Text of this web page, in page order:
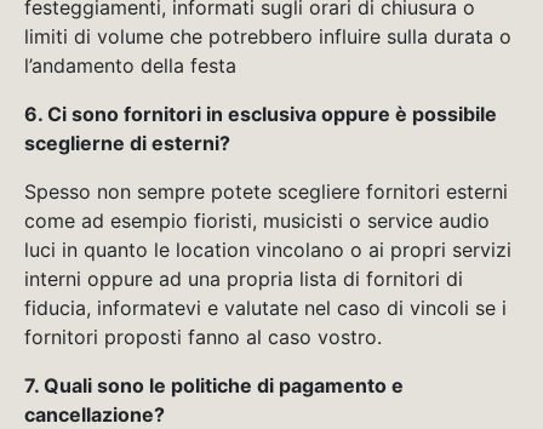
festeggiamenti, informati sugli orari di chiusura o
limiti di volume che potrebbero influire sulla durata o
l’andamento della festa
6. Ci sono fornitori in esclusiva oppure è possibile
sceglierne di esterni?
Spesso non sempre potete scegliere fornitori esterni
come ad esempio fioristi, musicisti o service audio
luci in quanto le location vincolano o ai propri servizi
interni oppure ad una propria lista di fornitori di
fiducia, informatevi e valutate nel caso di vincoli se i
fornitori proposti fanno al caso vostro.
7. Quali sono le politiche di pagamento e
cancellazione?